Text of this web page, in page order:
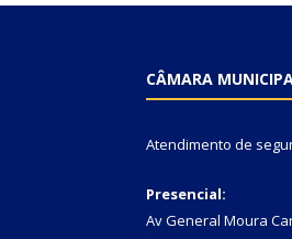
CÂMARA
Atendimento de
Presencial:
Av General Moura